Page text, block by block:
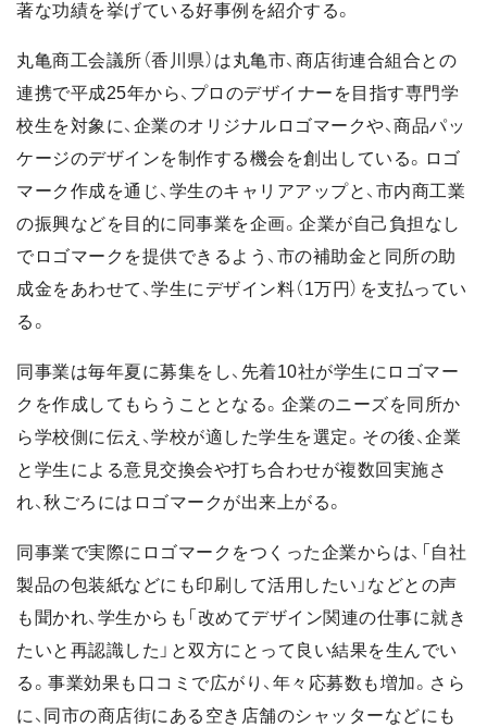
著な功績を挙げている好事例を紹介する。
丸亀商工会議所（香川県）は丸亀市、商店街連合組合との
連携で平成25年から、プロのデザイナーを目指す専門学
校生を対象に、企業のオリジナルロゴマークや、商品パッ
ケージのデザインを制作する機会を創出している。ロゴ
マーク作成を通じ、学生のキャリアアップと、市内商工業
の振興などを目的に同事業を企画。企業が自己負担なし
でロゴマークを提供できるよう、市の補助金と同所の助
成金をあわせて、学生にデザイン料（1万円）を支払ってい
る。
同事業は毎年夏に募集をし、先着10社が学生にロゴマー
クを作成してもらうこととなる。企業のニーズを同所か
ら学校側に伝え、学校が適した学生を選定。その後、企業
と学生による意見交換会や打ち合わせが複数回実施さ
れ、秋ごろにはロゴマークが出来上がる。
同事業で実際にロゴマークをつくった企業からは、「自社
製品の包装紙などにも印刷して活用したい」などとの声
も聞かれ、学生からも「改めてデザイン関連の仕事に就き
たいと再認識した」と双方にとって良い結果を生んでい
る。事業効果も口コミで広がり、年々応募数も増加。さら
に、同市の商店街にある空き店舗のシャッターなどにも